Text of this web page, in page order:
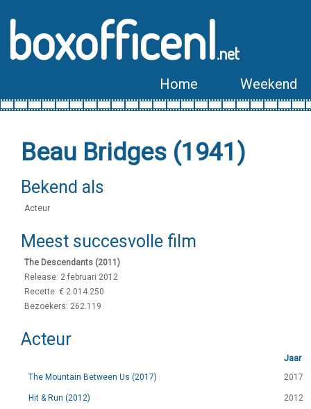
boxofficenl.net
Home Weekend
Beau Bridges (1941)
Bekend als
Acteur
Meest succesvolle film
The Descendants (2011)
Release: 2 februari 2012
Recette: € 2.014.250
Bezoekers: 262.119
Acteur
Jaar
The Mountain Between Us (2017)
2017
Hit & Run (2012) 2012